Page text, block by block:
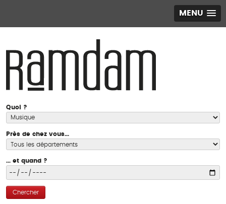
MENU
Quoi ?
Près de chez vous...
... et quand ?
Chercher